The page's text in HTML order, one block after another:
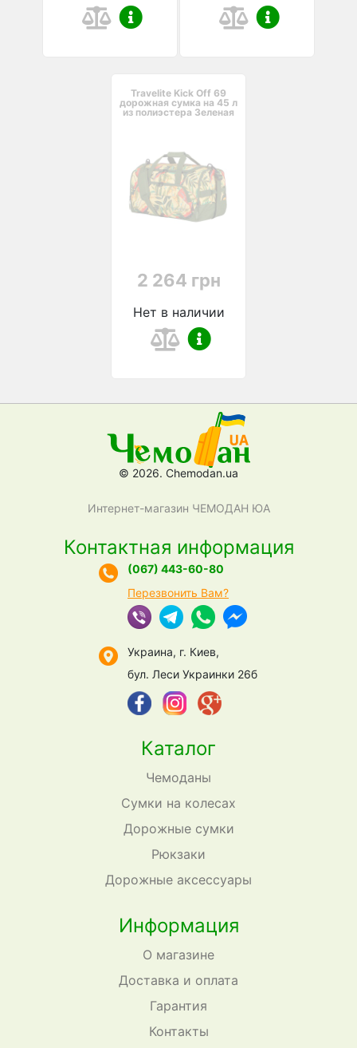
Travelite Kick Off 69
дорожная сумка на 45 л
из полиэстера Зеленая
2 264 грн
Нет в наличии
© 2026. Chemodan.ua
Интернет-магазин ЧЕМОДАН ЮА
Каталог
Чемоданы
Сумки на колесах
Дорожные сумки
Рюкзаки
Дорожные аксессуары
Информация
О магазине
Доставка и оплата
Гарантия
Контакты
Контактная информация
(067) 443-60-80
Перезвонить Вам?
Украина, г. Киев,
бул. Леси Украинки 26б